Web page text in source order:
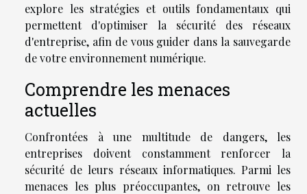
explore les stratégies et outils fondamentaux qui
permettent d'optimiser la sécurité des réseaux
d'entreprise, afin de vous guider dans la sauvegarde
de votre environnement numérique.
Comprendre les menaces
actuelles
Confrontées à une multitude de dangers, les
entreprises doivent constamment renforcer la
sécurité de leurs réseaux informatiques. Parmi les
menaces les plus préoccupantes, on retrouve les